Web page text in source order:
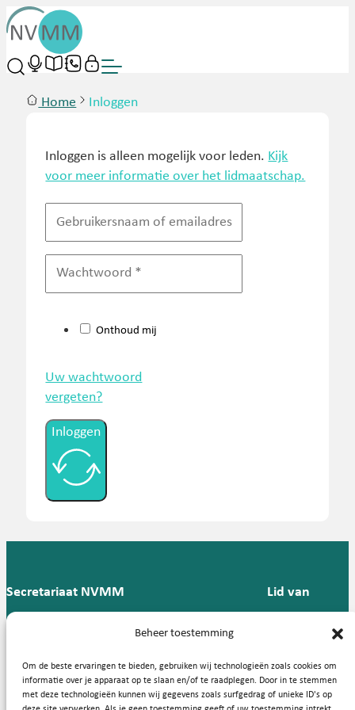
Beheer toestemming
Om de beste ervaringen te bieden, gebruiken wij technologieën zoals cookies om
informatie over je apparaat op te slaan en/of te raadplegen. Door in te stemmen
met deze technologieën kunnen wij gegevens zoals surfgedrag of unieke ID's op
Home Inloggen
Inloggen is alleen mogelijk voor leden. Kijk
voor meer informatie over het lidmaatschap.
Onthoud mij
Uw wachtwoord
vergeten?
Inloggen
Secretariaat NVMM
Groningen
T: 088 -
57
Lid van